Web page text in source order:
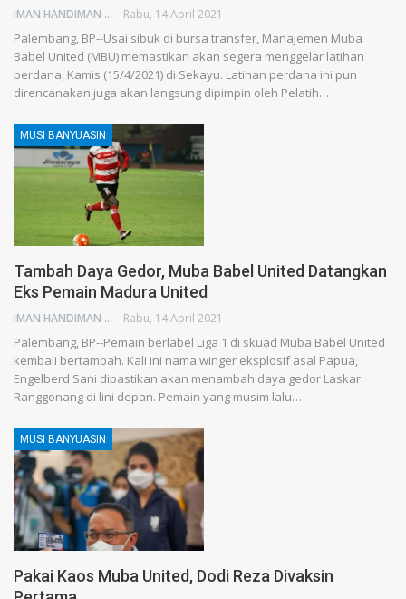
IMAN HANDIMAN Rabu, 14 April 2021
Palembang, BP--Usai sibuk di bursa transfer, Manajemen Muba
Babel United (MBU) memastikan akan segera menggelar latihan
perdana, Kamis (15/4/2021) di Sekayu. Latihan perdana ini pun
direncanakan juga akan langsung dipimpin oleh Pelatih…
MUSI BANYUASIN
Tambah Daya Gedor, Muba Babel United Datangkan
Eks Pemain Madura United
IMAN HANDIMAN Rabu, 14 April 2021
Palembang, BP--Pemain berlabel Liga 1 di skuad Muba Babel United
kembali bertambah. Kali ini nama winger eksplosif asal Papua,
Engelberd Sani dipastikan akan menambah daya gedor Laskar
Ranggonang di lini depan. Pemain yang musim lalu…
MUSI BANYUASIN
Pakai Kaos Muba United, Dodi Reza Divaksin